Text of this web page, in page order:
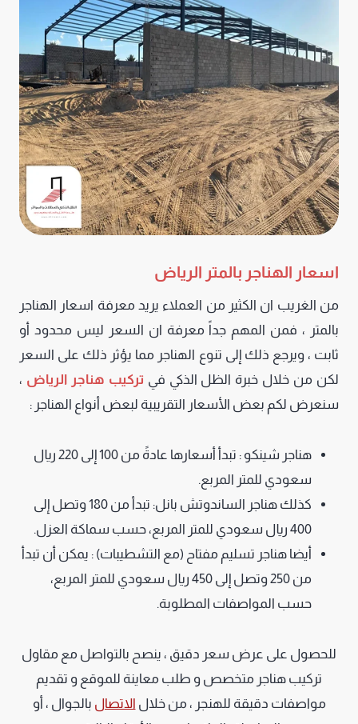
اسعار الهناجر بالمتر الرياض
من الغريب ان الكثير من العملاء يريد معرفة اسعار الهناجر
بالمتر ، فمن المهم جداً معرفة ان السعر ليس محدود أو
ثابت ، ويرجع ذلك إلى تنوع الهناجر مما يؤثر ذلك على السعر
لكن من خلال خبرة الظل الذكي في تركيب هناجر الرياض ،
سنعرض لكم بعض الأسعار التقريبية لبعض أنواع الهناجر :
هناجر شينكو : تبدأ أسعارها عادةً من 100 إلى 220 ريال
سعودي للمتر المربع.
كذلك هناجر الساندوتش بانل: تبدأ من 180 وتصل إلى
400 ريال سعودي للمتر المربع، حسب سماكة العزل.
أيضا هناجر تسليم مفتاح (مع التشطيبات) : يمكن أن تبدأ
من 250 وتصل إلى 450 ريال سعودي للمتر المربع،
حسب المواصفات المطلوبة.
للحصول على عرض سعر دقيق ، ينصح بالتواصل مع مقاول
تركيب هناجر متخصص و طلب معاينة للموقع و تقديم
مواصفات دقيقة للهنجر ، من خلال الاتصال بالجوال ، أو